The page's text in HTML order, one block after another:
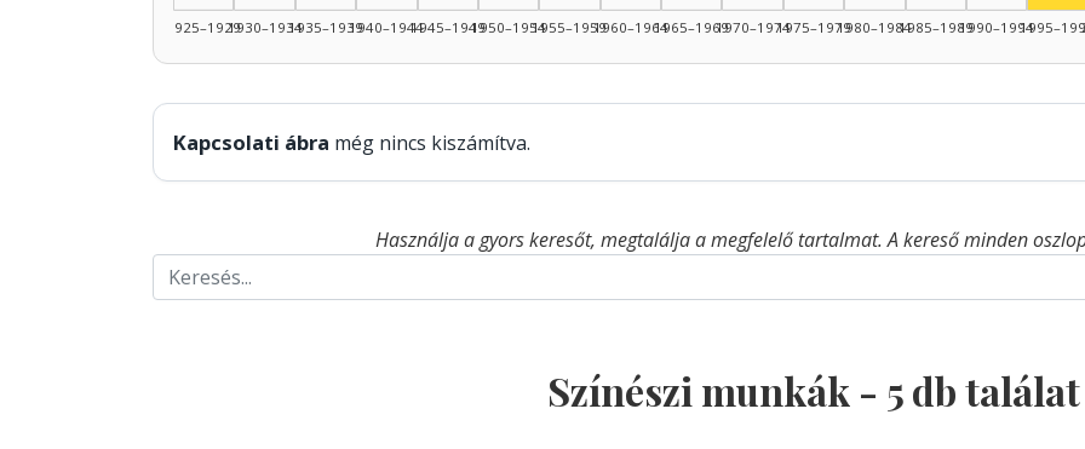
1925–19291930–19341935–19391940–19441945–19491950–19541955–19591960–19641965–19691970–19741975–19791980–19841985–19891990–1994
Kapcsolati ábra még nincs kiszámítva.
Használja a gyors keresőt, megtalálja a megfelelő tartalmat. A kereső minden
Színészi munkák - 5db találat